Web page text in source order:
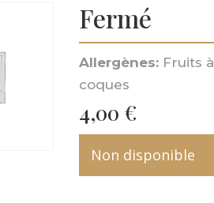
Fermé
Allergènes:Fruits à
coques
4,00 €
Non disponible